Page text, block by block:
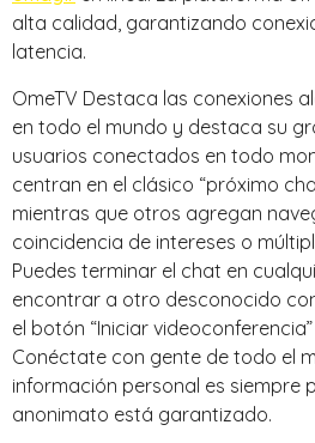
alta calidad, garantizando
latencia.
OmeTV Destaca las conexiones
en todo el mundo y destaca su
usuarios conectados en todo
centran en el clásico “próximo
mientras que otros agregan
coincidencia de intereses o
Puedes terminar el chat en
encontrar a otro desconocido
el botón “Iniciar
Conéctate con gente de todo el
información personal es siempre
anonimato está garantizado.